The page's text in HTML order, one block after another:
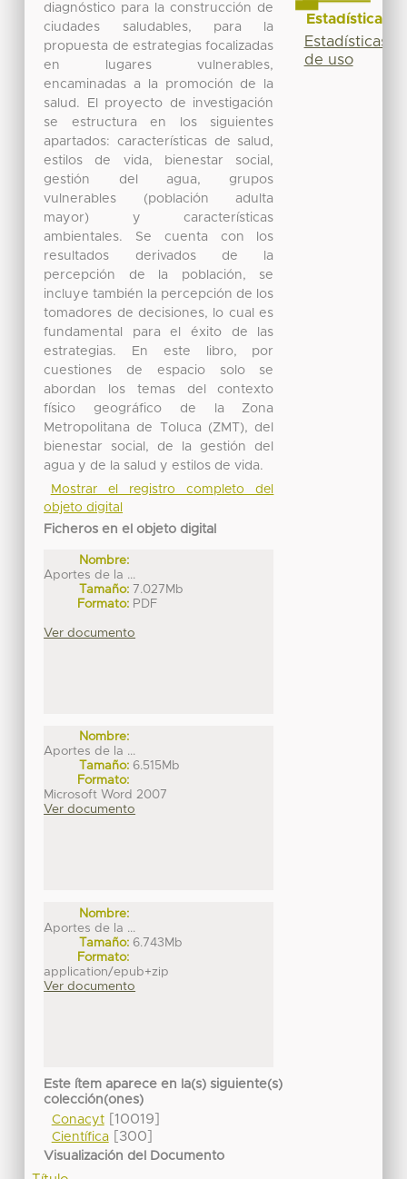
diagnóstico para la construcción de
ciudades saludables, para la
propuesta de estrategias focalizadas
en lugares vulnerables,
encaminadas a la promoción de la
salud. El proyecto de investigación
se estructura en los siguientes
apartados: características de salud,
estilos de vida, bienestar social,
gestión del agua, grupos
vulnerables (población adulta
mayor) y características
ambientales. Se cuenta con los
resultados derivados de la
percepción de la población, se
incluye también la percepción de los
tomadores de decisiones, lo cual es
fundamental para el éxito de las
estrategias. En este libro, por
cuestiones de espacio solo se
abordan los temas del contexto
físico geográfico de la Zona
Metropolitana de Toluca (ZMT), del
bienestar social, de la gestión del
agua y de la salud y estilos de vida.
Mostrar el registro completo del
objeto digital
Ficheros en el objeto digital
Nombre:
Aportes de la ...
Tamaño: 7.027Mb
Formato: PDF
Ver documento
Nombre:
Aportes de la ...
Tamaño: 6.515Mb
Formato:
Microsoft Word 2007
Ver documento
Nombre:
Aportes de la ...
Tamaño: 6.743Mb
Formato:
application/epub+zip
Ver documento
Este ítem aparece en la(s) siguiente(s)
colección(ones)
Conacyt[10019]
Científica[300]
Visualización del Documento
Estadísticas
Estadísticas
de uso